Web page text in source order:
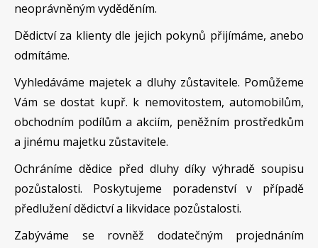
neoprávněným vyděděním.
Dědictví za klienty dle jejich pokynů přijímáme, anebo
odmítáme.
Vyhledáváme majetek a dluhy zůstavitele. Pomůžeme
Vám se dostat kupř. k nemovitostem, automobilům,
obchodním podílům a akciím, peněžním prostředkům
a jinému majetku zůstavitele.
Ochráníme dědice před dluhy díky výhradě soupisu
pozůstalosti. Poskytujeme poradenství v případě
předlužení dědictví a likvidace pozůstalosti.
Zabýváme se rovněž dodatečným projednáním